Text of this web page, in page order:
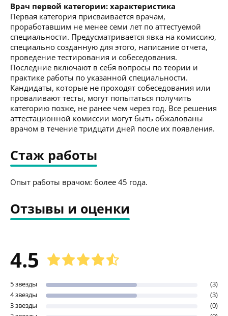
Врач первой категории: характеристика
Первая категория присваивается врачам,
проработавшим не менее семи лет по аттестуемой
специальности. Предусматривается явка на комиссию,
специально созданную для этого, написание отчета,
проведение тестирования и собеседования.
Последние включают в себя вопросы по теории и
практике работы по указанной специальности.
Кандидаты, которые не проходят собеседования или
проваливают тесты, могут попытаться получить
категорию позже, не ранее чем через год. Все решения
аттестационной комиссии могут быть обжалованы
врачом в течение тридцати дней после их появления.
Стаж работы
Опыт работы врачом: более 45 года.
Отзывы и оценки
4.5
5 звезды
(3)
4 звезды
(3)
3 звезды
(0)